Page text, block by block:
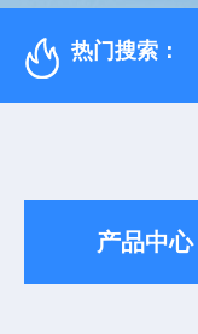
热门搜索：
产品中心